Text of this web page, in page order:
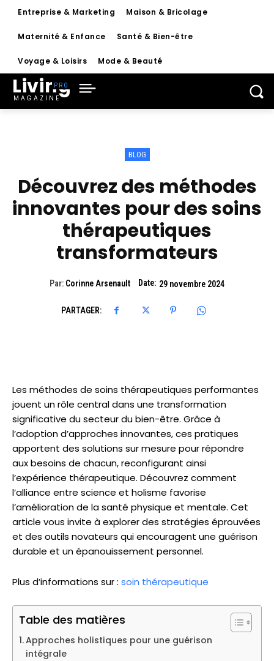
Entreprise & Marketing Maison & Bricolage
Maternité & Enfance Santé & Bien-être
Voyage & Loisirs Mode & Beauté
Living
MAGAZINE
BLOG
Découvrez des méthodes
innovantes pour des soins
thérapeutiques
transformateurs
Par: Corinne Arsenault Date: 29 novembre 2024
PARTAGER:
Les méthodes de soins thérapeutiques performantes
jouent un rôle central dans une transformation
significative du secteur du bien-être. Grâce à
l’adoption d’approches innovantes, ces pratiques
apportent des solutions sur mesure pour répondre
aux besoins de chacun, reconfigurant ainsi
l’expérience thérapeutique. Découvrez comment
l’alliance entre science et holisme favorise
l’amélioration de la santé physique et mentale. Cet
article vous invite à explorer des stratégies éprouvées
et des outils novateurs qui encouragent une guérison
durable et un épanouissement personnel.
Plus d’informations sur : soin thérapeutique
Table des matières
Approches holistiques pour une guérison
intégrale